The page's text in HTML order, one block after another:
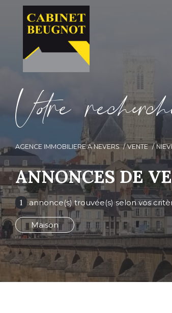
Vore recec
AGENCE IMMOBILIERE A NEVERS VENTE
ANNONCES DE
1 annonce(s) trouvée(s) selon vos
Maison